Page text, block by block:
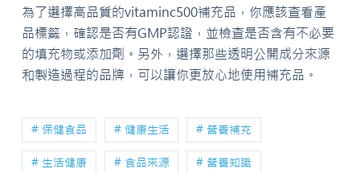
為了選擇高品質的vitaminc500補充品，你應該查看產
品標籤，確認是否有GMP認證，並檢查是否含有不必要
的填充物或添加劑。另外，選擇那些透明公開成分來源
和製造過程的品牌，可以讓你更放心地使用補充品。
# 保健食品 # 健康生活 # 營養補充
# 生活健康 # 食品來源 # 營養知識